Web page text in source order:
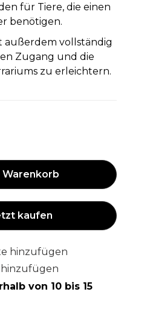
für Tiere, die einen
benötigen.
außerdem vollständig
Zugang und die
zu erleichtern.
Warenkorb
kaufen
hinzufügen
von 10 bis 15